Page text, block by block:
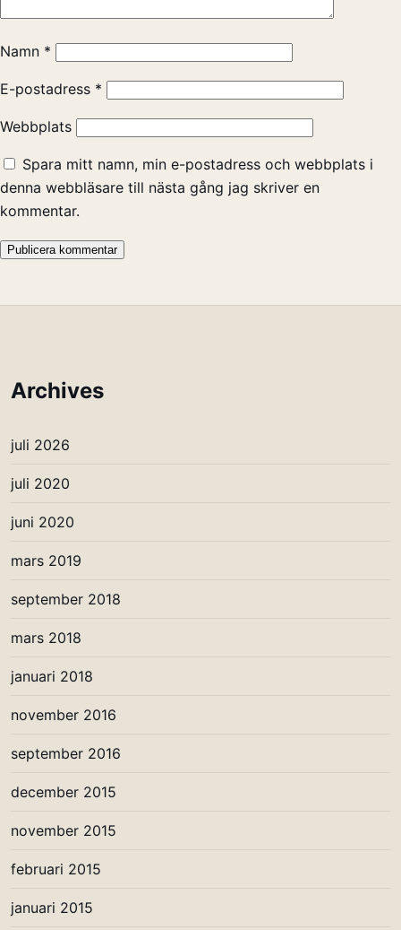
Namn *
E-postadress *
Webbplats
Spara mitt namn, min e-postadress och webbplats i
denna webbläsare till nästa gång jag skriver en
kommentar.
Archives
juli 2026
juli 2020
juni 2020
mars 2019
september 2018
mars 2018
januari 2018
november 2016
september 2016
december 2015
november 2015
februari 2015
januari 2015